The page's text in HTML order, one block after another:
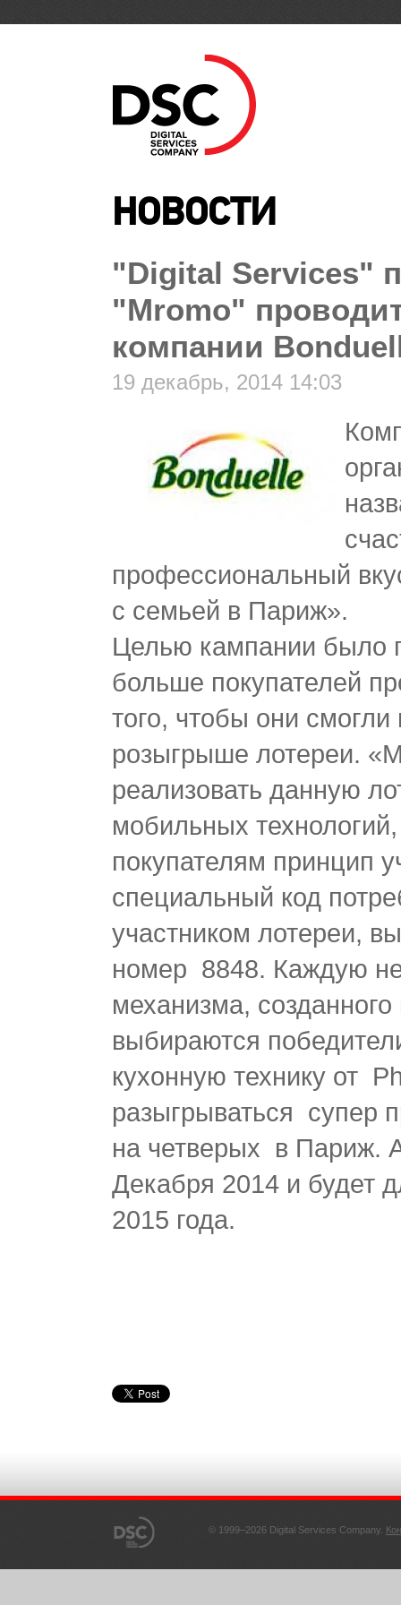
НОВОСТИ
"Digital Services"
"Mromo"
компании
19 декабрь, 2014 14:03
профессиональный
с семьей в Париж».
Целью кампании было
больше покупателей
того, чтобы они смогли
розыгрыше лотереи.
реализовать данную
мобильных
покупателям принцип
специальный код
участником лотереи,
номер 8848. Каждую
механизма,
выбираются
кухонную технику от
разыгрываться супер
на четверых в Париж.
Декабря 2014 и будет
2015 года.
© 1999–2026 Digital Services Company.